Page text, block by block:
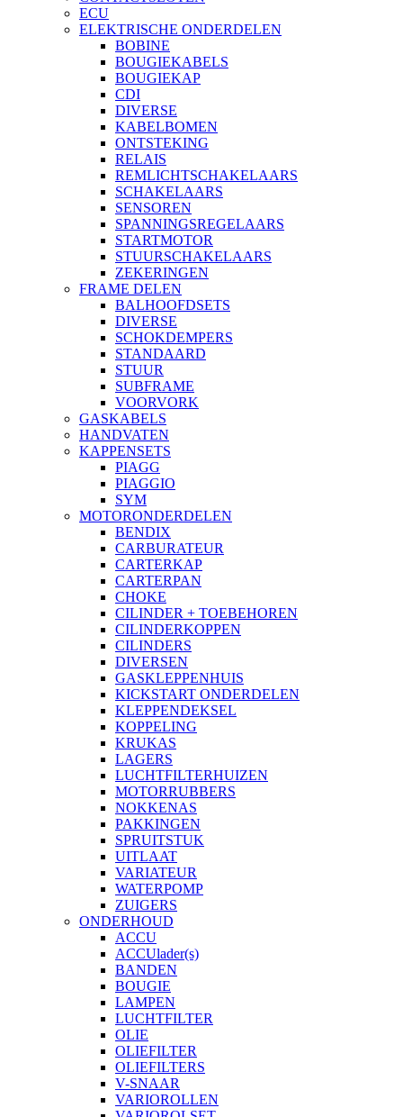
ECU
ELEKTRISCHE ONDERDELEN
BOBINE
BOUGIEKABELS
BOUGIEKAP
CDI
DIVERSE
KABELBOMEN
ONTSTEKING
RELAIS
REMLICHTSCHAKELAARS
SCHAKELAARS
SENSOREN
SPANNINGSREGELAARS
STARTMOTOR
STUURSCHAKELAARS
ZEKERINGEN
FRAME DELEN
BALHOOFDSETS
DIVERSE
SCHOKDEMPERS
STANDAARD
STUUR
SUBFRAME
VOORVORK
GASKABELS
HANDVATEN
KAPPENSETS
PIAGG
PIAGGIO
SYM
MOTORONDERDELEN
BENDIX
CARBURATEUR
CARTERKAP
CARTERPAN
CHOKE
CILINDER + TOEBEHOREN
CILINDERKOPPEN
CILINDERS
DIVERSEN
GASKLEPPENHUIS
KICKSTART ONDERDELEN
KLEPPENDEKSEL
KOPPELING
KRUKAS
LAGERS
LUCHTFILTERHUIZEN
MOTORRUBBERS
NOKKENAS
PAKKINGEN
SPRUITSTUK
UITLAAT
VARIATEUR
WATERPOMP
ZUIGERS
ONDERHOUD
ACCU
ACCUlader(s)
BANDEN
BOUGIE
LAMPEN
LUCHTFILTER
OLIE
OLIEFILTER
OLIEFILTERS
V-SNAAR
VARIOROLLEN